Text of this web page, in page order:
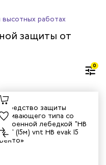
высотных работах
защиты от
0